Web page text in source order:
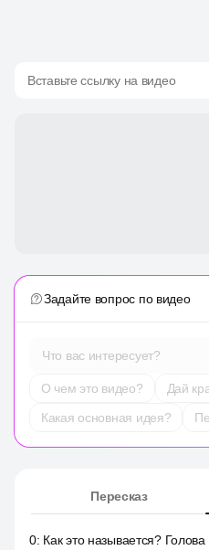
Вставьте ссылку на видео
Задайте вопрос по видео
Что вас интересует?
О чем это видео?
Дай
Какая основная идея?
Пересказ
0: Как это называется?